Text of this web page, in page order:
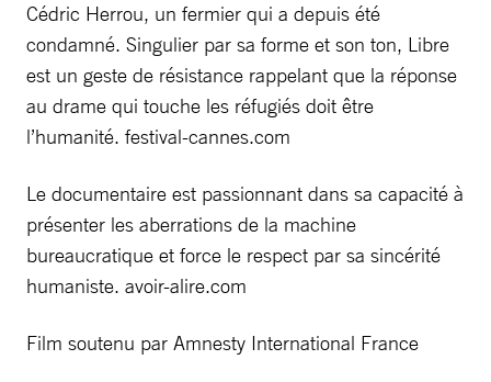
Cédric Herrou, un fermier qui a depuis été
condamné. Singulier par sa forme et son ton, Libre
est un geste de résistance rappelant que la réponse
au drame qui touche les réfugiés doit être
l’humanité. festival-cannes.com
Le documentaire est passionnant dans sa capacité à
présenter les aberrations de la machine
bureaucratique et force le respect par sa sincérité
humaniste. avoir-alire.com
Film soutenu par Amnesty International France